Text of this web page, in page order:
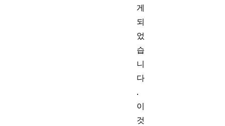
게
되
었
습
니
다
.
이
것